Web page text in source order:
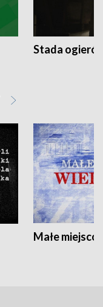
Stada
Małe